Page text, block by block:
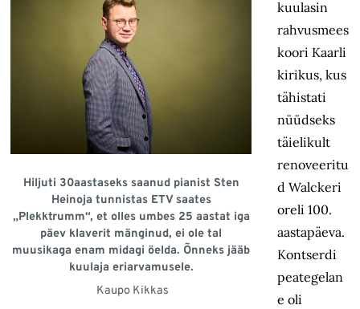
Hiljuti 30aastaseks saanud pianist Sten
Heinoja tunnistas ETV saates
„Plekktrumm“, et olles umbes 25 aastat iga
päev klaverit mänginud, ei ole tal
muusikaga enam midagi öelda. Õnneks jääb
kuulaja eriarvamusele.
Kaupo Kikkas
kuulasin
rahvusmees
koori Kaarli
kirikus, kus
tähistati
nüüdseks
täielikult
renoveeritu
d Walckeri
oreli 100.
aastapäeva.
Kontserdi
peategelan
e oli